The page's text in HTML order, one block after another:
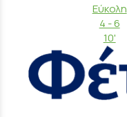
Εύκολη
4 - 6
10'